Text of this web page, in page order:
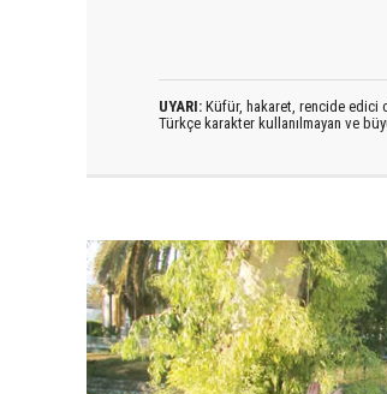
UYARI: Küfür, hakaret, rencide edici
Türkçe karakter kullanılmayan ve